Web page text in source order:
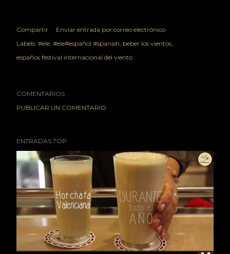
Compartir
Enviar entrada por correo electrónico
Labels: #ele #ele#español #spanish beber los vientos
españos festival internacional del viento
COMENTARIOS
PUBLICAR UN COMENTARIO
ENTRADAS TOP